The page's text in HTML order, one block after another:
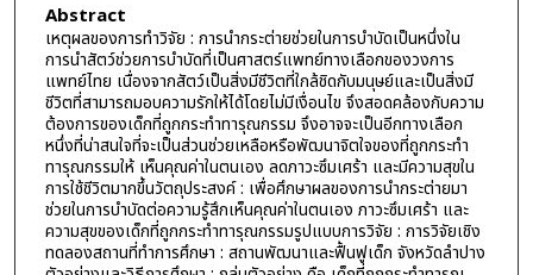
Abstract
เหตุผลของการทำวิจัย : การนำกระต่ายช่วยในการบำบัดเป็นหนึ่งใน
การนำสัตว์ช่วยการบำบัดที่เป็นศาสตร์แพทย์ทางเลือกของวงการ
แพทย์ไทย เนื่องจากสัตว์เป็นสิ่งมีชีวิตที่ใกล้ชิดกับมนุษย์และเป็นสิ่งมี
ชีวิตที่สามารถมอบความรักให้ได้โดยไม่มีเงื่อนไข จึงสอดคล้องกับความ
ต้องการของเด็กที่ถูกกระทำทารุณกรรม จึงอาจจะเป็นอีกทางเลือก
หนึ่งที่น่าสนใจที่จะเป็นส่วนช่วยเหลือหรือพัฒนาจิตใจของที่ถูกกระทำ
ทารุณกรรมให้ เห็นคุณค่าในตนเอง ลดภาวะซึมเศร้า และมีความสุขใน
การใช้ชีวิตมากขึ้นวัตถุประสงค์ : เพื่อศึกษาผลของการนำกระต่ายมา
ช่วยในการบำบัดต่อความรู้สึกเห็นคุณค่าในตนเอง ภาวะซึมเศร้า และ
ความสุขของเด็กที่ถูกกระทำทารุณกรรมรูปแบบการวิจัย : การวิจัยเชิง
ทดลองสถานที่ทำการศึกษา : สถานพัฒนาและฟื้นฟูเด็ก จังหวัดลำปาง